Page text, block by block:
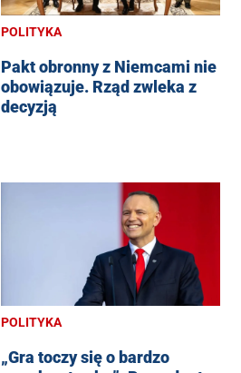
POLITYKA
Pakt obronny z Niemcami nie
obowiązuje. Rząd zwleka z
decyzją
POLITYKA
„Gra toczy się o bardzo